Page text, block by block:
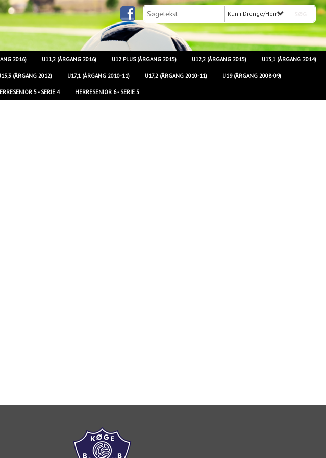
Kun i Drenge/Herrer
2016) U11,2 (ÅRGANG 2016) U12 PLUS (ÅRGANG 2015) U12,2 (ÅRGANG 2015) U13,1 (ÅRGANG 2014)
(ÅRGANG 2012) U17,1 (ÅRGANG 2010-11) U17,2 (ÅRGANG 2010-11) U19 (ÅRGANG 2008-09)
5 - SERIE 4 HERRESENIOR 6 - SERIE 5